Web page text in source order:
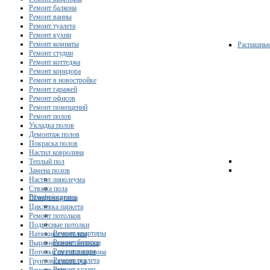
Ремонт/отделка
Ремонт квартиры
Ремонт балкона
Ремонт ванны
Ремонт туалета
Ремонт балкона
Ремонт ванны
Ремонт туалета
Ремонт кухни
Ремонт комнаты
Ремонт студии
Ремонт коттеджа
Ремонт коридора
Ремонт в новостройке
Ремонт гаражей
Ремонт офисов
Ремонт помещений
Ремонт полов
Укладка полов
Демонтаж полов
Покраска полов
Настил ковролина
Теплый пол
Замена полов
Настил линолеума
Стяжка пола
Шлифовка пола
Циклевка паркета
Ремонт потолков
Подвесные потолки
Натяжные потолки
Выравнивание потолка
Потолки из гипсокартона
Грунтовка потолка